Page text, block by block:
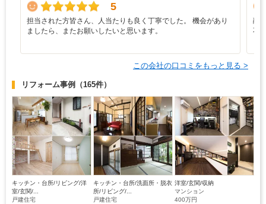
5
担当された方皆さん、人当たりも良く丁寧でした。 機会があり
ましたら、またお願いしたいと思います。
融
不
この会社の口コミをもっと見る >
リフォーム事例 （165件）
キッチン・台所/リビング/洋
室/玄関/...
戸建住宅
キッチン・台所/洗面所・脱衣
所/リビング/...
戸建住宅
洋室/玄関/収納
マンション
400万円